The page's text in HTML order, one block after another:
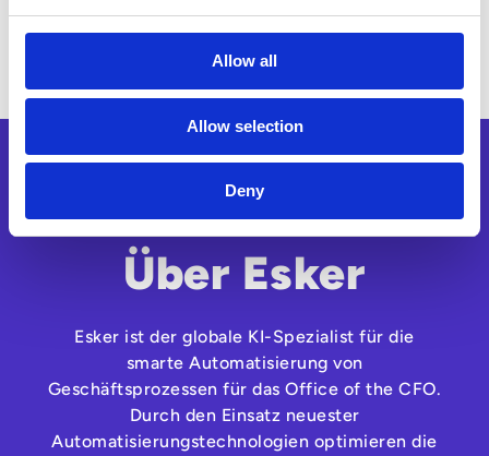
Allow all
Allow selection
Deny
Dr. Rafael Arto-Haumacher
Über Esker
Esker ist der globale KI-Spezialist für die
smarte Automatisierung von
Geschäftsprozessen für das Office of the CFO.
Durch den Einsatz neuester
Automatisierungstechnologien optimieren die